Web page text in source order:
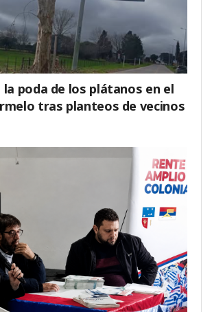
poda de los plátanos en el
tras planteos de vecinos